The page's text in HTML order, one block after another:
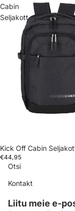
Cabin
Seljakott
Kick Off Cabin
€44,95
Otsi
Kontakt
Liitu meie e-